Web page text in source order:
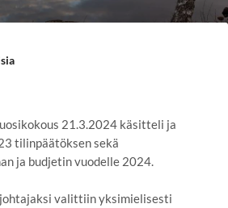
21.3.2024 käsitteli ja
tilinpäätöksen sekä
ja budjetin vuodelle 2024.
valittiin yksimielisesti